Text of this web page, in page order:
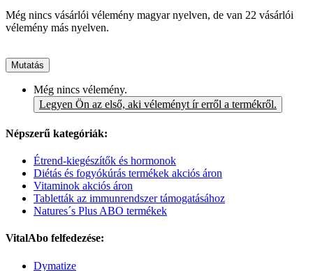
Még nincs vásárlói vélemény magyar nyelven, de van 22 vásárlói
vélemény más nyelven.
Mutatás
Még nincs vélemény.
Legyen Ön az első, aki véleményt ír erről a termékről.
Népszerű kategóriák:
Étrend-kiegészítők és hormonok
Diétás és fogyókúrás termékek akciós áron
Vitaminok akciós áron
Tabletták az immunrendszer támogatásához
Natures´s Plus ABO termékek
VitalAbo felfedezése:
Dymatize